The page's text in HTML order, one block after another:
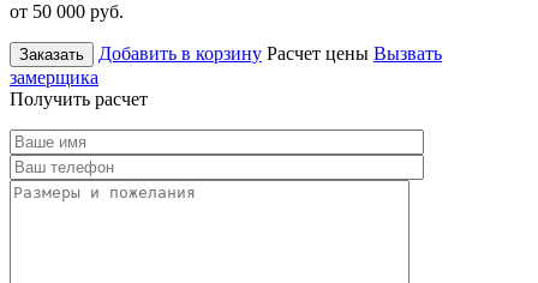
от 50 000 руб.
Заказать Добавить в корзину Расчет цены Вызвать
замерщика
Получить расчет